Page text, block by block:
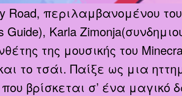
περιλαμβανομένου
Guide), Karla
της μουσικής του
το τσάι. Παίξε ως μια
βρίσκεται σ’ ένα μαγικό